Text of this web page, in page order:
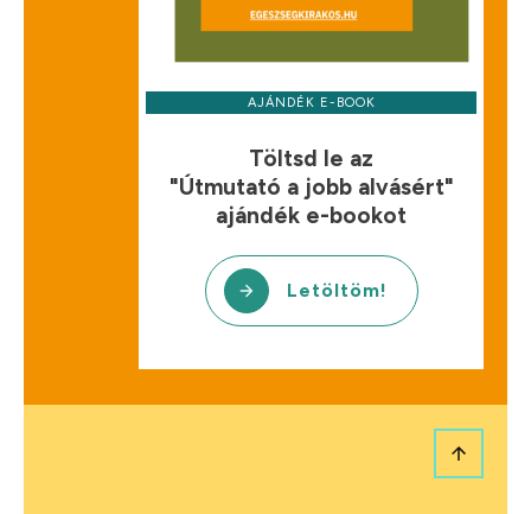
AJÁNDÉK E-BOOK
Töltsd le az
"Útmutató a jobb alvásért"
ajándék e-bookot
Letöltöm!